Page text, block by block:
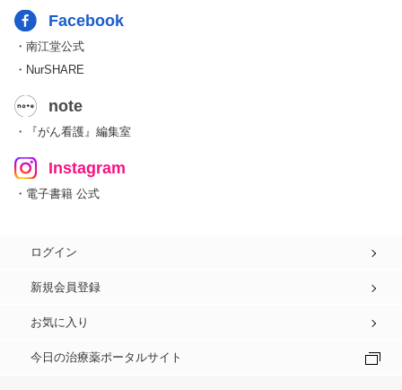
Facebook
・南江堂公式
・NurSHARE
note
・『がん看護』編集室
Instagram
・電子書籍 公式
ログイン
新規会員登録
お気に入り
今日の治療薬ポータルサイト